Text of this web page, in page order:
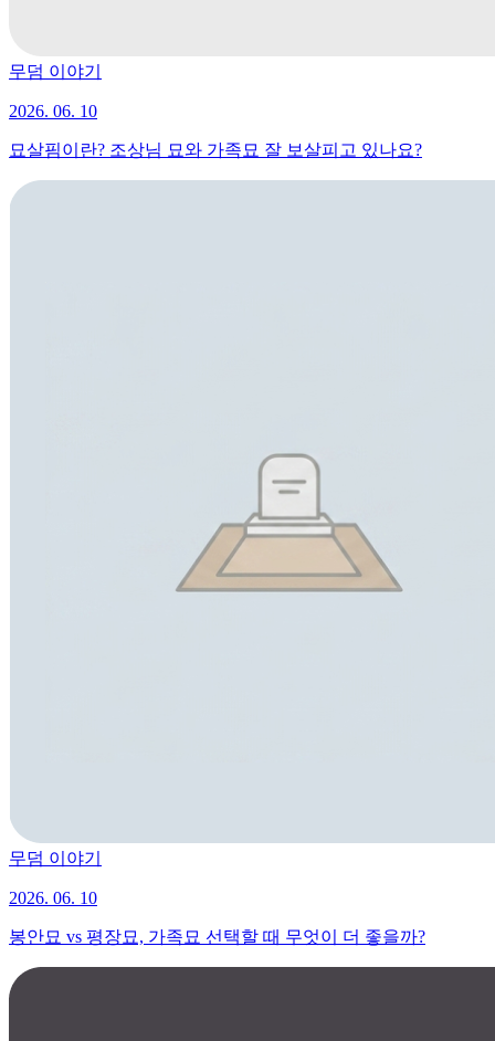
무덤 이야기
2026. 06. 10
묘살핌이란? 조상님 묘와 가족묘 잘 보살피고 있나요?
무덤 이야기
2026. 06. 10
봉안묘 vs 평장묘, 가족묘 선택할 때 무엇이 더 좋을까?